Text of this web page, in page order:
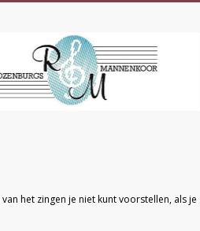
het zingen je niet kunt voorstellen, als